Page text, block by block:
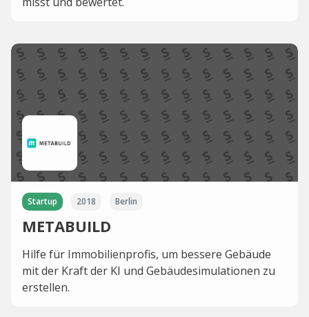
Startup 2018 Berlin
METABUILD
Hilfe für Immobilienprofis, um bessere Gebäude
mit der Kraft der KI und Gebäudesimulationen zu
erstellen.